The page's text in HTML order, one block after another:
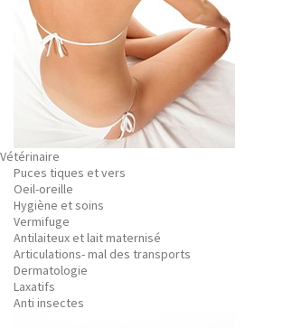
Vétérinaire
Puces tiques et vers
Oeil-oreille
Hygiène et soins
Vermifuge
Antilaiteux et lait maternisé
Articulations- mal des transports
Dermatologie
Laxatifs
Anti insectes